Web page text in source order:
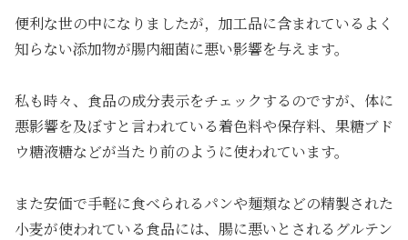
便利な世の中になりましたが，加工品に含まれているよく
知らない添加物が腸内細菌に悪い影響を与えます。
私も時々、食品の成分表示をチェックするのですが、体に
悪影響を及ぼすと言われている着色料や保存料、果糖ブド
ウ糖液糖などが当たり前のように使われています。
また安価で手軽に食べられるパンや麺類などの精製された
小麦が使われている食品には、腸に悪いとされるグルテン